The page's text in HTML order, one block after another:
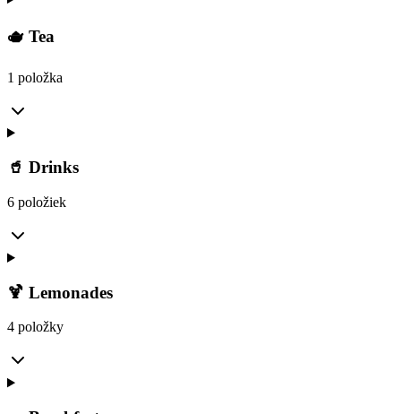
🫖 Tea
1 položka
🥤 Drinks
6 položiek
🍹 Lemonades
4 položky